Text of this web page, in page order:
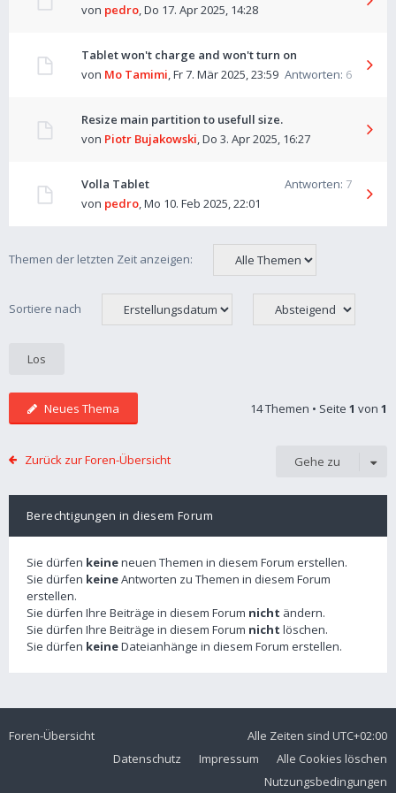
von pedro,Do 17. Apr 2025, 14:28
Tablet won't charge and won't turn on
Antworten: 6
von Mo Tamimi,Fr 7. Mär 2025, 23:59
Resize main partition to usefull size.
von Piotr Bujakowski,Do 3. Apr 2025, 16:27
Volla Tablet Antworten: 7
von pedro,Mo 10. Feb 2025, 22:01
Themen der letzten Zeit anzeigen:
Sortiere nach
Neues Thema 14 Themen • Seite 1 von 1
Zurück zur Foren-Übersicht Gehe zu
Berechtigungen in diesem Forum
Sie dürfen keineneuen Themen in diesem Forum erstellen.
Sie dürfen keineAntworten zu Themen in diesem Forum
erstellen.
Sie dürfen Ihre Beiträge in diesem Forum nicht ändern.
Sie dürfen Ihre Beiträge in diesem Forum nicht löschen.
Sie dürfen keineDateianhänge in diesem Forum erstellen.
Foren-Übersicht Alle Zeiten sind UTC+02:00
Alle Cookies löschen
Impressum
Datenschutz
Nutzungsbedingungen